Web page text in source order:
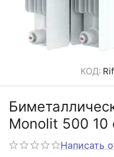
КОД:
Monolit 500 10
Написать